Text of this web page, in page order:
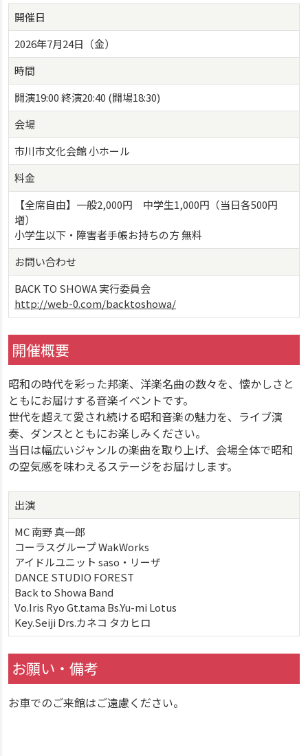
開催日
2026年7月24日（金）
時間
開演19:00 終演20:40 (開場18:30)
会場
市川市文化会館 小ホール
料金
【全席自由】一般2,000円 中学生1,000円（当日各500円
増）
小学生以下・障害者手帳お持ちの方 無料
お問い合わせ
BACK TO SHOWA 実行委員会
http://web-0.com/backtoshowa/
開催概要
昭和の時代を彩った邦楽、洋楽名曲の数々を、懐かしさと
ともにお届けする音楽イベントです。
世代を超えて愛され続ける昭和音楽の魅力を、ライブ演
奏、ダンスとともにお楽しみください。
当日は幅広いジャンルの楽曲を取り上げ、会場全体で昭和
の空気感を味わえるステージをお届けします。
出演
MC 南野 真一郎
コーラスグループ WakWorks
アイドルユニット saso・リーザ
DANCE STUDIO FOREST
Back to Showa Band
Vo.Iris Ryo Gt.tama Bs.Yu-mi Lotus
Key.Seiji Drs.カネコ タカヒロ
お願い・備考
お車でのご来館はご遠慮ください。